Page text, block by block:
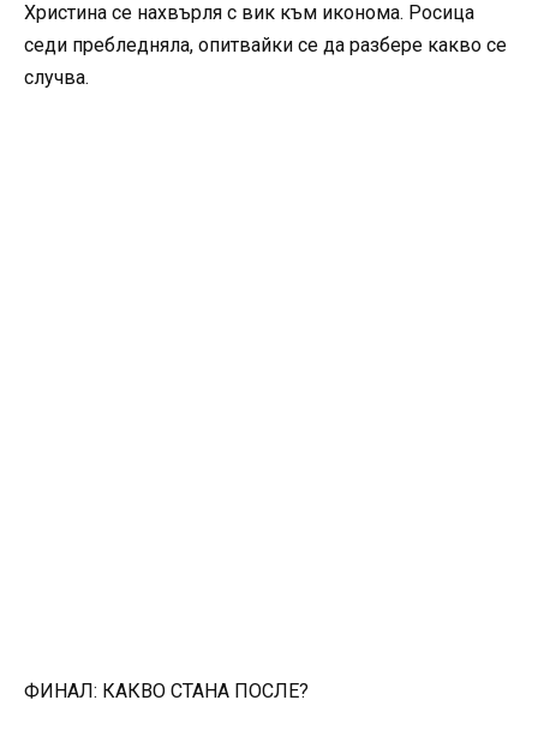
Христина се нахвърля с вик към иконома. Росица
седи пребледняла, опитвайки се да разбере какво се
случва.
ФИНАЛ: КАКВО СТАНА ПОСЛЕ?